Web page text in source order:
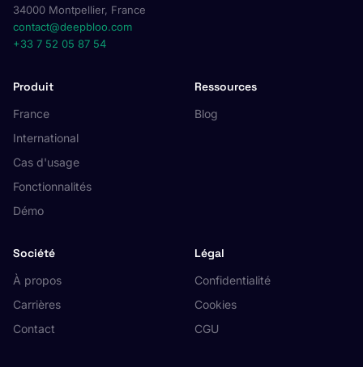
34000 Montpellier, France
contact@deepbloo.com
+33 7 52 05 87 54
Produit
France
International
Cas d'usage
Fonctionnalités
Démo
Ressources
Blog
Société
À propos
Carrières
Contact
Légal
Confidentialité
Cookies
CGU